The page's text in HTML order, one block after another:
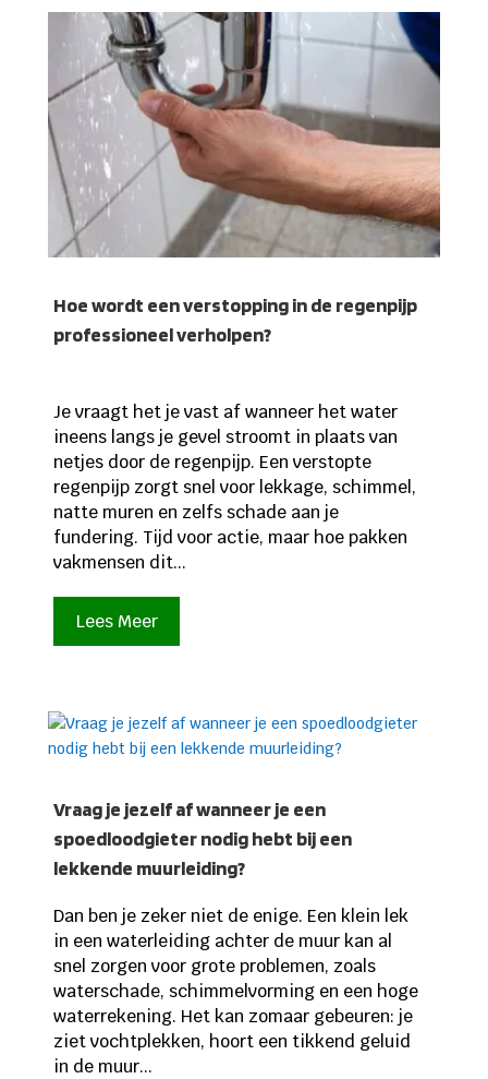
Hoe wordt een verstopping in de regenpijp
professioneel verholpen?
Je vraagt het je vast af wanneer het water
ineens langs je gevel stroomt in plaats van
netjes door de regenpijp. Een verstopte
regenpijp zorgt snel voor lekkage, schimmel,
natte muren en zelfs schade aan je
fundering. Tijd voor actie, maar hoe pakken
vakmensen dit...
Lees Meer
Vraag je jezelf af wanneer je een
spoedloodgieter nodig hebt bij een
lekkende muurleiding?
Dan ben je zeker niet de enige. Een klein lek
in een waterleiding achter de muur kan al
snel zorgen voor grote problemen, zoals
waterschade, schimmelvorming en een hoge
waterrekening. Het kan zomaar gebeuren: je
ziet vochtplekken, hoort een tikkend geluid
in de muur...